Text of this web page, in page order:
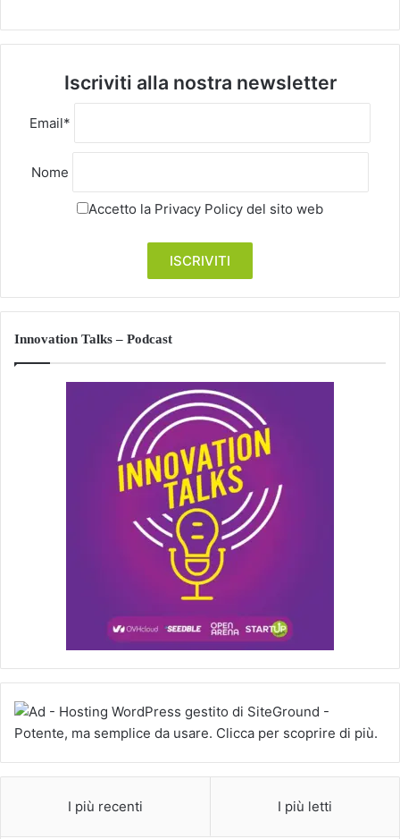
Iscriviti alla nostra newsletter
Email*
Nome
Accetto la Privacy Policy del sito web
Innovation Talks – Podcast
I più recenti I più letti